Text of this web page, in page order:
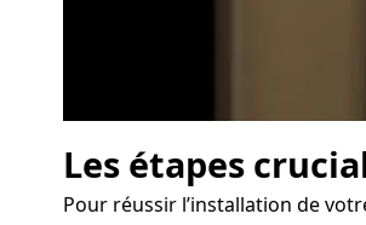
Les étapes
Pour réussir l’installation de